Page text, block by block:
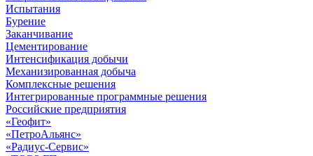
Испытания
Бурение
Заканчивание
Цементирование
Интенсификация добычи
Механизированная добыча
Комплексные решения
Интегрированные программные решения
Российские предприятия
«Геофит»
«ПетроАльянс»
«Радиус-Сервис»